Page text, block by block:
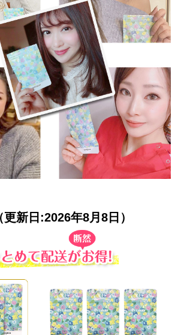
更新日:2026年8月8日）